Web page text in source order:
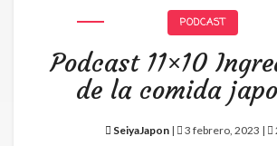
PODCAST
Podcast 11×10
de la comida
SeiyaJapon | 3 febrero, 2023 |